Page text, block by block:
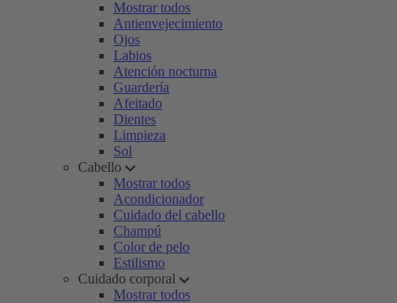
Mostrar todos
Antienvejecimiento
Ojos
Labios
Atención nocturna
Guardería
Afeitado
Dientes
Limpieza
Sol
Cabello
Mostrar todos
Acondicionador
Cuidado del cabello
Champú
Color de pelo
Estilismo
Cuidado corporal
Mostrar todos